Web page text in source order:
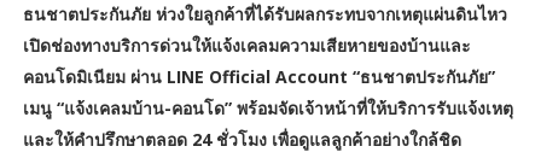
ธนชาตประกันภัย ห่วงใยลูกค้าที่ได้รับผลกระทบจากเหตุแผ่นดินไหว
เปิดช่องทางบริการด่วนให้แจ้งเคลมความเสียหายของบ้านและ
คอนโดมิเนียม ผ่าน LINE Official Account “ธนชาตประกันภัย”
เมนู “แจ้งเคลมบ้าน-คอนโด” พร้อมจัดเจ้าหน้าที่ให้บริการรับแจ้งเหตุ
และให้คำปรึกษาตลอด 24 ชั่วโมง เพื่อดูแลลูกค้าอย่างใกล้ชิด